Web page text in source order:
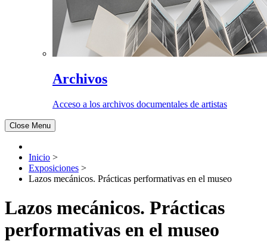
Archivos
Acceso a los archivos documentales de artistas
Close Menu
Inicio >
Exposiciones >
Lazos mecánicos. Prácticas performativas en el museo
Lazos mecánicos. Prácticas
performativas en el museo